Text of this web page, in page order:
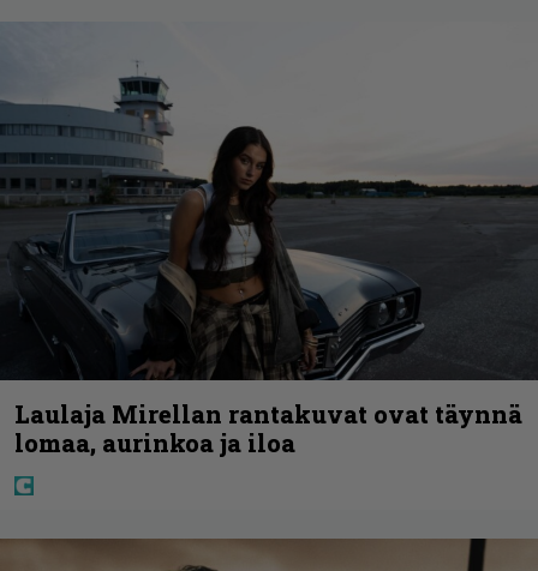
Laulaja Mirellan rantakuvat ovat täynnä
lomaa, aurinkoa ja iloa